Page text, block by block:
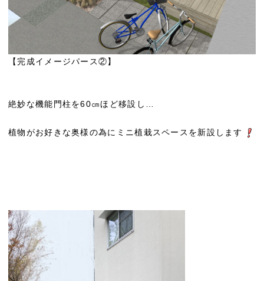
【完成イメージパース②】
絶妙な機能門柱を60㎝ほど移設し…
植物がお好きな奥様の為にミニ植栽スペースを新設します